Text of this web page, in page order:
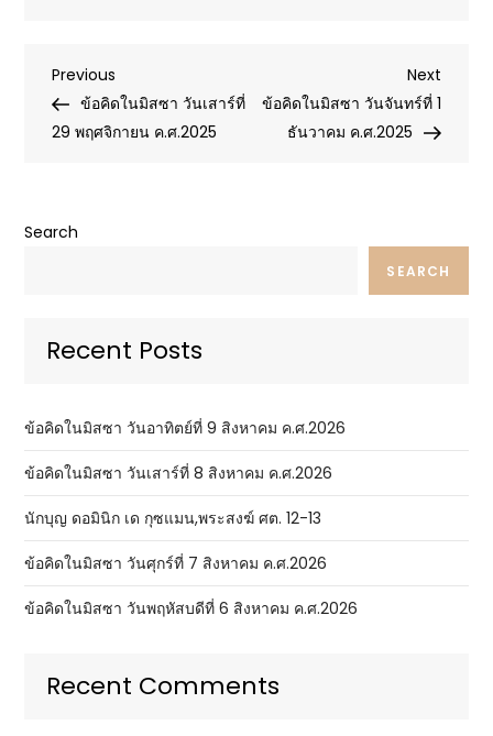
Post
navigation
Previous
Post
Previous
ข้อคิดในมิสซา วันเสาร์ที่
29 พฤศจิกายน ค.ศ.2025
Next
Post
Next
ข้อคิดในมิสซา วันจันทร์ที่ 1
ธันวาคม ค.ศ.2025
Search
SEARCH
Recent Posts
ข้อคิดในมิสซา วันอาทิตย์ที่ 9 สิงหาคม ค.ศ.2026
ข้อคิดในมิสซา วันเสาร์ที่ 8 สิงหาคม ค.ศ.2026
นักบุญ ดอมินิก เด กุซแมน,พระสงฆ์ ศต. 12-13
ข้อคิดในมิสซา วันศุกร์ที่ 7 สิงหาคม ค.ศ.2026
ข้อคิดในมิสซา วันพฤหัสบดีที่ 6 สิงหาคม ค.ศ.2026
Recent Comments